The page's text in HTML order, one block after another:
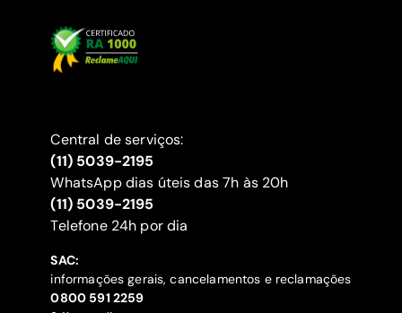
Central de serviços:
(11) 5039-2195
WhatsApp dias úteis das 7h às 20h
(11) 5039-2195
‍Telefone 24h por dia
SAC:
informações gerais, cancelamentos e reclamações
‍0800 591 2259